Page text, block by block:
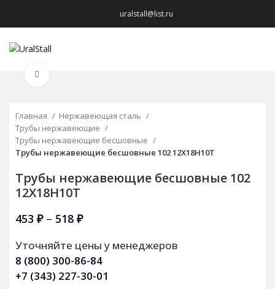
uralstall@list.ru
Главная
Нержавеющая сталь
Трубы нержавеющие
Трубы нержавеющие бесшовные
Трубы нержавеющие бесшовные 102 12Х18Н10Т
Трубы нержавеющие бесшовные 102
12Х18Н10Т
453 ₽ – 518 ₽
Уточняйте цены у менеджеров
8 (800) 300-86-84
+7 (343) 227-30-01